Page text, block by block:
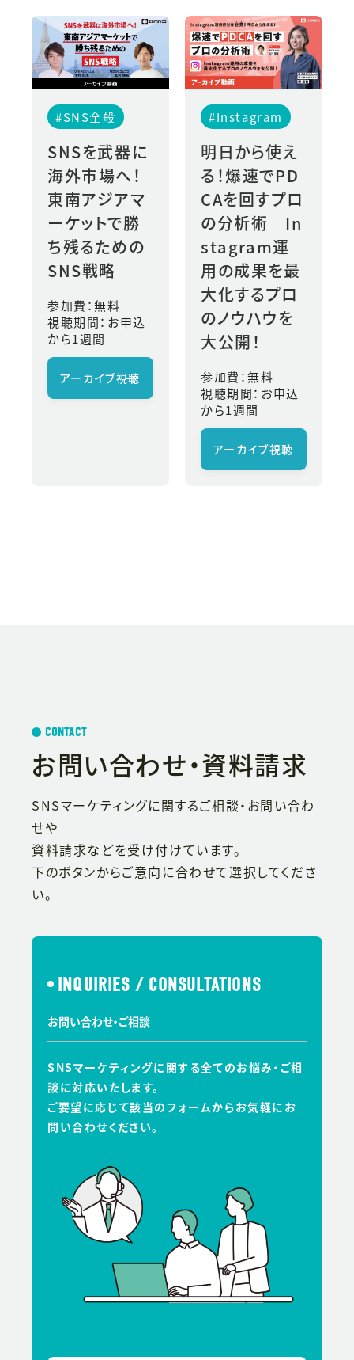
#SNS全般
SNSを武器に
海外市場へ！
東南アジアマ
ーケットで勝
ち残るための
SNS戦略
参加費：無料
視聴期間：お申込
から1週間
アーカイブ視聴
→
#Instagram
明日から使え
る！爆速でPD
CAを回すプロ
の分析術 In
stagram運
用の成果を最
大化するプロ
のノウハウを
大公開！
参加費：無料
視聴期間：お申込
から1週間
アーカイブ視聴
→
CONTACT
お問い合わせ・資料請求
SNSマーケティングに関するご相談・お問い合わ
せや
資料請求などを受け付けています。
下のボタンからご意向に合わせて選択してくださ
い。
INQUIRIES / CONSULTATIONS
お問い合わせ・ご相談
SNSマーケティングに関する全てのお悩み・ご相
談に対応いたします。
ご要望に応じて該当のフォームからお気軽にお
問い合わせください。